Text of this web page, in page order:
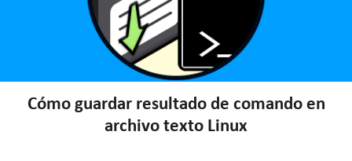
Cómo guardar resultado de comando en
archivo texto Linux